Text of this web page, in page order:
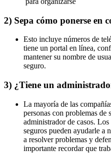
2) Sepa cómo ponerse en
Esto incluye números de
tiene un portal en línea,
mantener su nombre de
seguro.
3) ¿Tiene un
La mayoría de las
personas con problemas de
administrador de casos.
seguros pueden ayudarle a
a resolver problemas y
importante recordar que